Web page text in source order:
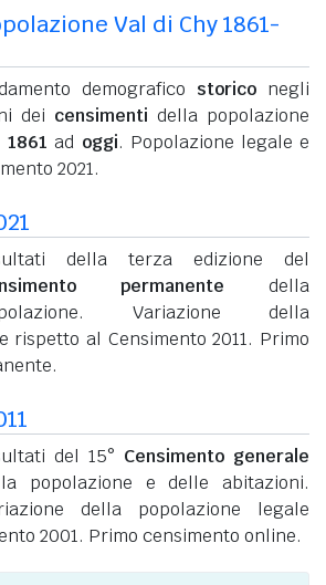
Val di Chy 1861-
demografico storico negli
dei censimenti della popolazione
1861 ad oggi. Popolazione legale e
2021.
della terza edizione del
permanente della
Variazione della
rispetto al Censimento 2011. Primo
del 15° Censimento generale
popolazione e delle abitazioni.
della popolazione legale
2001. Primo censimento online.